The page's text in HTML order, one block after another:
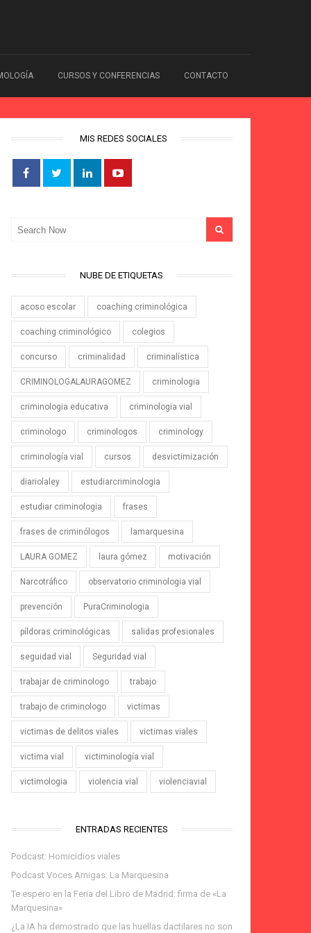
CURSOS Y CONFERENCIAS CONTACTO
MIS REDES SOCIALES
NUBE DE ETIQUETAS
acoso escolar coaching criminológica
coaching criminológico colegios
concurso criminalidad criminalística
CRIMINOLOGALAURAGOMEZ criminologia
criminologia educativa criminologia vial
criminologo criminologos criminology
criminología vial cursos desvictimización
diariolaley estudiarcriminologia
estudiar criminologia frases
frases de criminólogos lamarquesina
LAURA GOMEZ laura gómez motivación
Narcotráfico observatorio criminologia vial
prevención PuraCriminologia
píldoras criminológicas salidas profesionales
seguidad vial Seguridad vial
trabajar de criminologo trabajo
trabajo de criminologo victimas
victimas de delitos viales victimas viales
victima vial victiminología vial
victimologia violencia vial violenciavial
ENTRADAS RECIENTES
Podcast: Homicidios viales
Podcast Voces Amigas: La Marquesina
Te espero en la Feria del Libro de Madrid: firma de «La
Marquesina»
¿La IA ha demostrado que las huellas dactilares no son